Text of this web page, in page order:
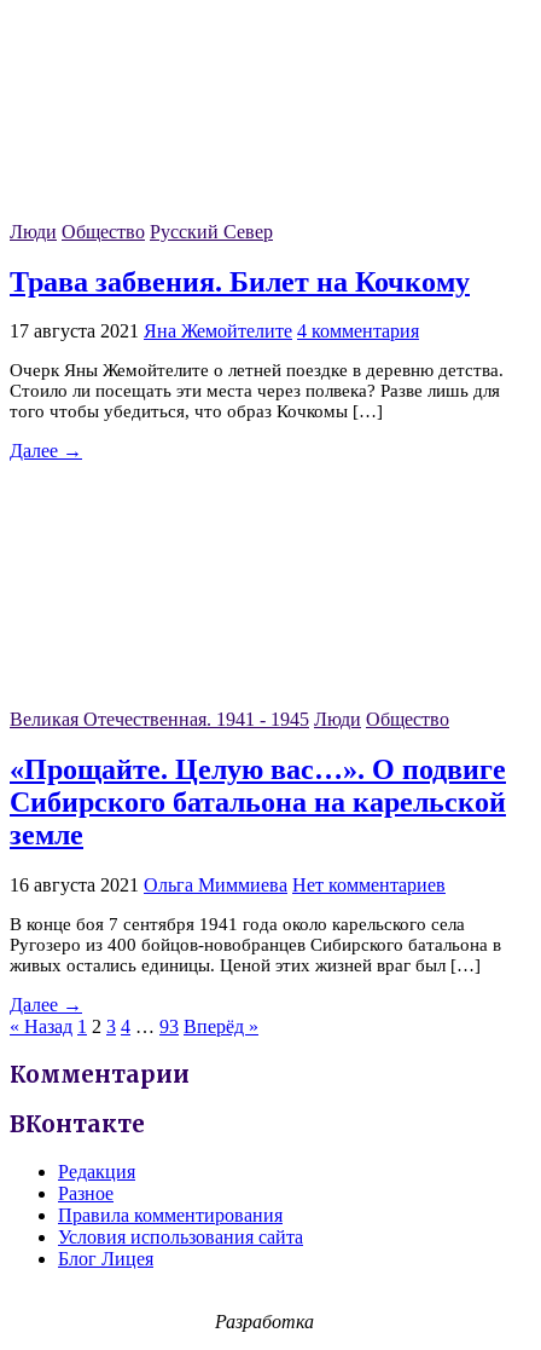
Люди Общество Русский Север
Трава забвения. Билет на Кочкому
17 августа 2021 Яна Жемойтелите 4 комментария
Очерк Яны Жемойтелите о летней поездке в деревню детства.
Стоило ли посещать эти места через полвека? Разве лишь для
того чтобы убедиться, что образ Кочкомы […]
Далее →
Великая Отечественная. 1941 - 1945 Люди Общество
«Прощайте. Целую вас…». О подвиге
Сибирского батальона на карельской
земле
16 августа 2021 Ольга Миммиева Нет комментариев
В конце боя 7 сентября 1941 года около карельского села
Ругозеро из 400 бойцов-новобранцев Сибирского батальона в
живых остались единицы. Ценой этих жизней враг был […]
Далее →
« Назад 1 2 3 4 … 93 Вперёд »
Комментарии
ВКонтакте
Редакция
Разное
Правила комментирования
Условия использования сайта
Блог Лицея
Разработка